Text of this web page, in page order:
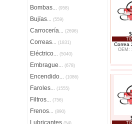
Bombas... (958)
Bujías... (559)
Carrocería... (2696)
Correas... (1831)
Eléctrico... (5040)
Embrague... (678)
Encendido... (1086)
Faroles... (1555)
Filtros... (756)
Frenos... (890)
Lubricantes (54)
Correa
OEM: